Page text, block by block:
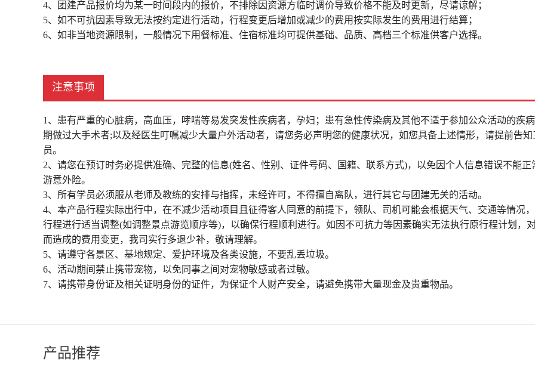
4、团建产品报价均为某一时间段内的报价，不排除因资源方临时调价导致价格不能及时更新，尽请谅解；
5、如不可抗因素导致无法按约定进行活动，行程变更后增加或减少的费用按实际发生的费用进行结算；
6、如非当地资源限制，一般情况下用餐标准、住宿标准均可提供基础、品质、高档三个标准供客户选择。
注意事项
1、患有严重的心脏病，高血压，哮喘等易发突发性疾病者，孕妇；患有急性传染病及其他不适于参加公众活动的疾
期做过大手术者;以及经医生叮嘱减少大量户外活动者，请您务必声明您的健康状况，如您具备上述情形，请提前告知
员。
2、请您在预订时务必提供准确、完整的信息(姓名、性别、证件号码、国籍、联系方式)，以免因个人信息错误不能正
游意外险。
3、所有学员必须服从老师及教练的安排与指挥，未经许可，不得擅自离队，进行其它与团建无关的活动。
4、本产品行程实际出行中，在不减少活动项目且征得客人同意的前提下，领队、司机可能会根据天气、交通等情况
行程进行适当调整(如调整景点游览顺序等)，以确保行程顺利进行。如因不可抗力等因素确实无法执行原行程计划，
而造成的费用变更，我司实行多退少补，敬请理解。
5、请遵守各景区、基地规定、爱护环境及各类设施，不要乱丢垃圾。
6、活动期间禁止携带宠物，以免同事之间对宠物敏感或者过敏。
7、请携带身份证及相关证明身份的证件，为保证个人财产安全，请避免携带大量现金及贵重物品。
产品推荐